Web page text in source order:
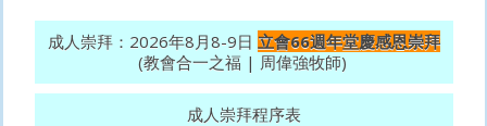
成人崇拜：2026年8月8-9日 立會66週年堂慶感恩崇拜
(教會合一之福 | 周偉強牧師)
成人崇拜程序表